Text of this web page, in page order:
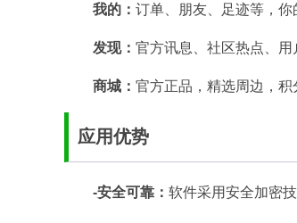
我的： 订单、朋友、足迹等，你
发现： 官方讯息、社区热点、用
商城： 官方正品，精选周边，积
应用优势
-安全可靠： 软件采用安全加密